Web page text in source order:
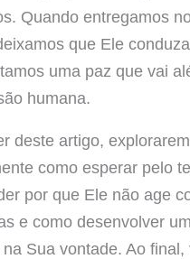
Quando entregamos
que Ele
uma paz que vai
humana.
deste artigo,
como esperar pelo
por que Ele não age
e como desenvolver
Sua vontade. Ao final,